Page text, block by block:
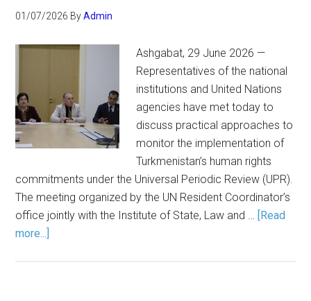
01/07/2026 ByAdmin
Ashgabat, 29 June 2026 —
Representatives of the national
institutions and United Nations
agencies have met today to
discuss practical approaches to
monitor the implementation of
Turkmenistan’s human rights
commitments under the Universal Periodic Review (UPR).
The meeting organized by the UN Resident Coordinator’s
office jointly with the Institute of State, Law and … [Read
more...]